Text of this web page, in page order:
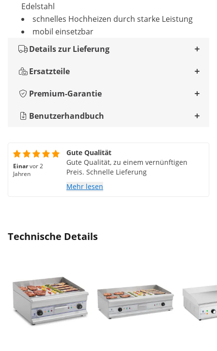
Edelstahl
schnelles Hochheizen durch starke Leistung
mobil einsetzbar
Details zur Lieferung
Ersatzteile
Premium-Garantie
Benutzerhandbuch
Einarvor 2
Jahren
Gute Qualität
Gute Qualität, zu einem vernünftigen
Preis. Schnelle Lieferung
Mehr lesen
Technische Details